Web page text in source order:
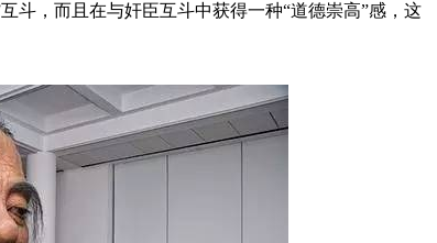
斗，而且在与奸臣互斗中获得一种“道德崇高”感，这